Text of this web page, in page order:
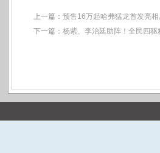
上一篇： 预售16万起哈弗猛龙首发亮
下一篇： 杨紫、李治廷助阵！全民四